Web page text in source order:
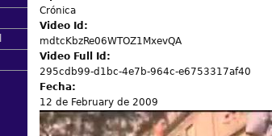
Crónica
Video Id:
mdtcKbzRe06WTOZ1MxevQA
Video Full Id:
295cdb99-d1bc-4e7b-964c-e6753317af40
Fecha:
12 de February de 2009